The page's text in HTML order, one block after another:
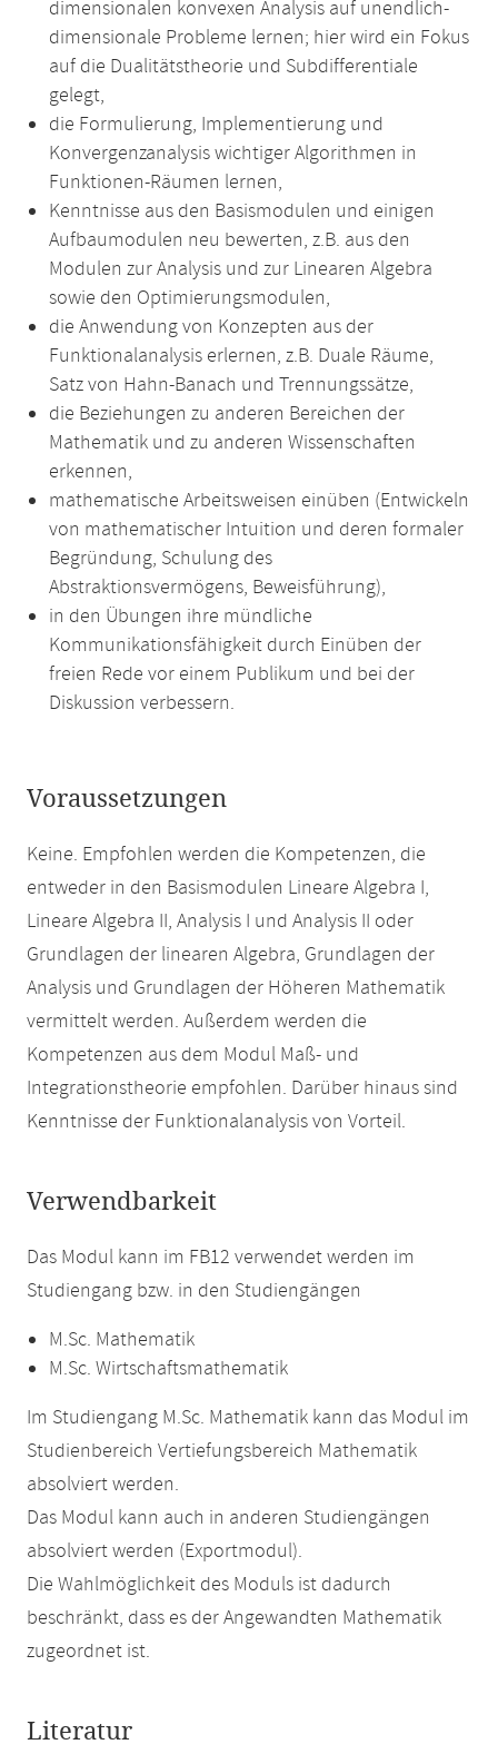
dimensionalen konvexen Analysis auf unendlich-
dimensionale Probleme lernen; hier wird ein Fokus
auf die Dualitätstheorie und Subdifferentiale
gelegt,
die Formulierung, Implementierung und
Konvergenzanalysis wichtiger Algorithmen in
Funktionen-Räumen lernen,
Kenntnisse aus den Basismodulen und einigen
Aufbaumodulen neu bewerten, z.B. aus den
Modulen zur Analysis und zur Linearen Algebra
sowie den Optimierungsmodulen,
die Anwendung von Konzepten aus der
Funktionalanalysis erlernen, z.B. Duale Räume,
Satz von Hahn-Banach und Trennungssätze,
die Beziehungen zu anderen Bereichen der
Mathematik und zu anderen Wissenschaften
erkennen,
mathematische Arbeitsweisen einüben (Entwickeln
von mathematischer Intuition und deren formaler
Begründung, Schulung des
Abstraktionsvermögens, Beweisführung),
in den Übungen ihre mündliche
Kommunikationsfähigkeit durch Einüben der
freien Rede vor einem Publikum und bei der
Diskussion verbessern.
Voraussetzungen
Keine. Empfohlen werden die Kompetenzen, die
entweder in den Basismodulen Lineare Algebra I,
Lineare Algebra II, Analysis I und Analysis II oder
Grundlagen der linearen Algebra, Grundlagen der
Analysis und Grundlagen der Höheren Mathematik
vermittelt werden. Außerdem werden die
Kompetenzen aus dem Modul Maß- und
Integrationstheorie empfohlen. Darüber hinaus sind
Kenntnisse der Funktionalanalysis von Vorteil.
Verwendbarkeit
Das Modul kann im FB12 verwendet werden im
Studiengang bzw. in den Studiengängen
M.Sc. Mathematik
M.Sc. Wirtschaftsmathematik
Im Studiengang M.Sc. Mathematik kann das Modul im
Studienbereich Vertiefungsbereich Mathematik
absolviert werden.
Das Modul kann auch in anderen Studiengängen
absolviert werden (Exportmodul).
Die Wahlmöglichkeit des Moduls ist dadurch
beschränkt, dass es der Angewandten Mathematik
zugeordnet ist.
Literatur